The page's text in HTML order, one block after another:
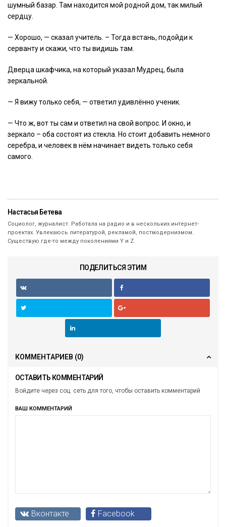
шумный базар. Там находится мой родной дом, так милый
сердцу.
— Хорошо, — сказал учитель. – Тогда встань, подойди к
серванту и скажи, что ты видишь там.
Дверца шкафчика, на который указал Мудрец, была
зеркальной.
— Я вижу только себя, — ответил удивлённо ученик.
— Что ж, вот ты сам и ответил на свой вопрос. И окно, и
зеркало – оба состоят из стекла. Но стоит добавить немного
серебра, и человек в нём начинает видеть только себя
самого.
Настасья Бетева
Социолог, журналист. Работала на радио и в нескольких интернет-
проектах. Увлекаюсь литературой, рекламой, постмодернизмом.
Существую где-то между поколениями Y и Z.
ПОДЕЛИТЬСЯ ЭТИМ
КОММЕНТАРИЕВ (0)
ОСТАВИТЬ КОММЕНТАРИЙ
Войдите через соц. сеть для того, чтобы оставить комментарий
ВАШ КОММЕНТАРИЙ
Вконтакте Facebook